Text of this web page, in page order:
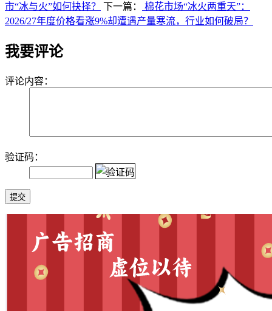
市“冰与火”如何抉择？
下一篇：
棉花市场“冰火两重天”：
2026/27年度价格看涨9%却遭遇产量寒流，行业如何破局？
我要评论
评论内容：
验证码：